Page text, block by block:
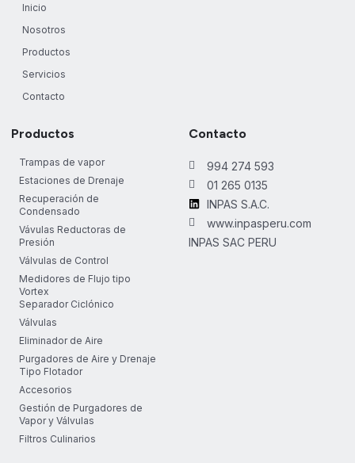
Inicio
Nosotros
Productos
Servicios
Contacto
Productos
Trampas de vapor
Estaciones de Drenaje
Recuperación de
Condensado
Vávulas Reductoras de
Presión
Válvulas de Control
Medidores de Flujo tipo
Vortex
Separador Ciclónico
Válvulas
Eliminador de Aire
Purgadores de Aire y Drenaje
Tipo Flotador
Accesorios
Gestión de Purgadores de
Vapor y Válvulas
Filtros Culinarios
Contacto
994 274 593
01 265 0135
INPAS S.A.C.
www.inpasperu.com
INPAS SAC PERU